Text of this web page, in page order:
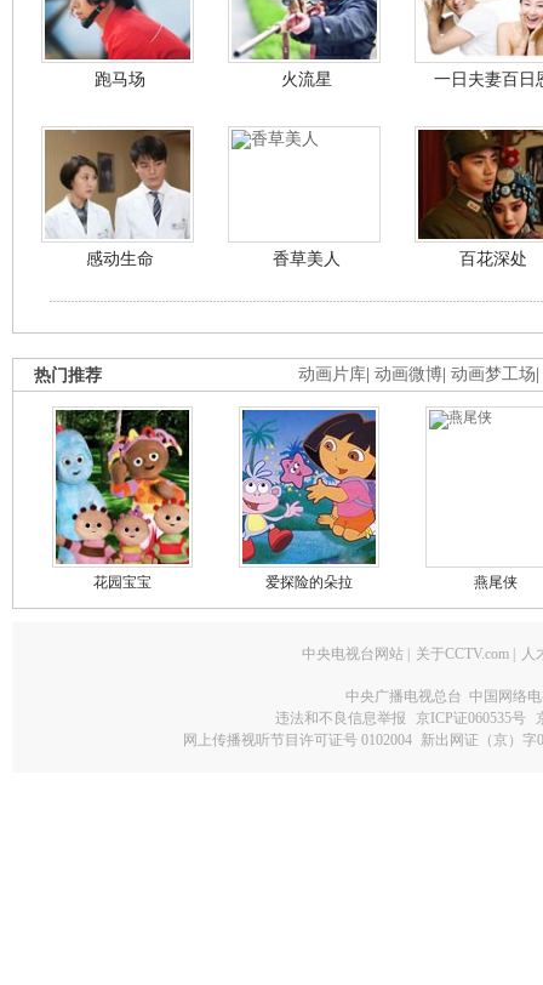
跑马场 火流星 一日夫妻百日
感动生命 香草美人 百花深处
动画片库 动画微博 动画梦工场
热门推荐
花园宝宝 爱探险的朵拉 燕尾侠
中央电视台网站 关于CCTV.com 人
中央广播电视总台 中国网络
违法和不良信息举报
京ICP证060535号
网上传播视听节目许可证号 0102004 新出网证（京）